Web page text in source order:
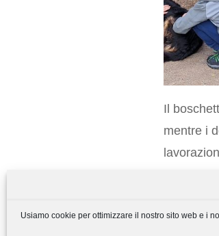
Usiamo cookie per ottimizzare il nostro sito web e i
Il
mentre i